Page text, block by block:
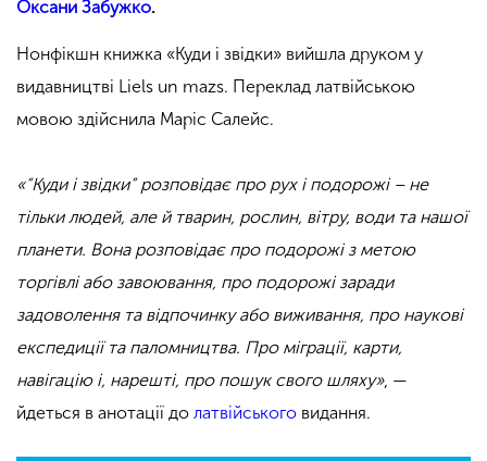
Оксани Забужко.
Нонфікшн книжка «Куди і звідки» вийшла друком у
видавництві Liels un mazs. Переклад латвійською
мовою здійснила Маріс Салейc.
«“Куди і звідки” розповідає про рух і подорожі – не
тільки людей, але й тварин, рослин, вітру, води та нашої
планети. Вона розповідає про подорожі з метою
торгівлі або завоювання, про подорожі заради
задоволення та відпочинку або виживання, про наукові
експедиції та паломництва. Про міграції, карти,
навігацію і, нарешті, про пошук свого шляху», —
йдеться в анотації до латвійського видання.